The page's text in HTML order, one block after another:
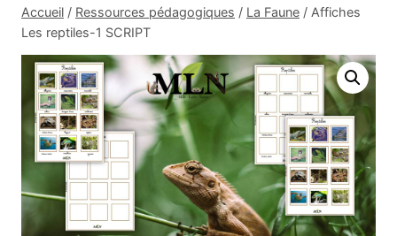
Accueil / Ressources pédagogiques / La Faune / Affiches
Les reptiles-1 SCRIPT